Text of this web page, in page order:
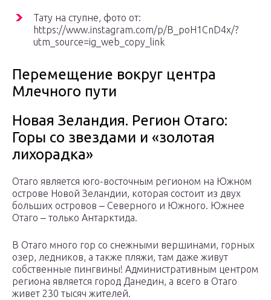
Тату на ступне, фото от:
https://www.instagram.com/p/B_poH1CnD4x/?
utm_source=ig_web_copy_link
Перемещение вокруг центра
Млечного пути
Новая Зеландия. Регион Отаго:
Горы со звездами и «золотая
лихорадка»
Отаго является юго-восточным регионом на Южном
острове Новой Зеландии, которая состоит из двух
больших островов ‒ Северного и Южного. Южнее
Отаго ‒ только Антарктида.
В Отаго много гор со снежными вершинами, горных
озер, ледников, а также пляжи, там даже живут
собственные пингвины! Административным центром
региона является город Данедин, а всего в Отаго
живет 230 тысяч жителей.